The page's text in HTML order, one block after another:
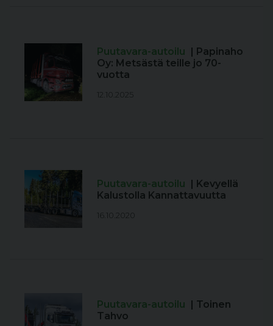
Puutavara-autoilu | Papinaho
Oy: Metsästä teille jo 70-
vuotta
12.10.2025
Puutavara-autoilu | Kevyellä
Kalustolla Kannattavuutta
16.10.2020
Puutavara-autoilu | Toinen
Tahvo